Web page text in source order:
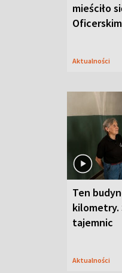
mieściło
Aktualności
Ten
kilometry.
tajemnic
Aktualności